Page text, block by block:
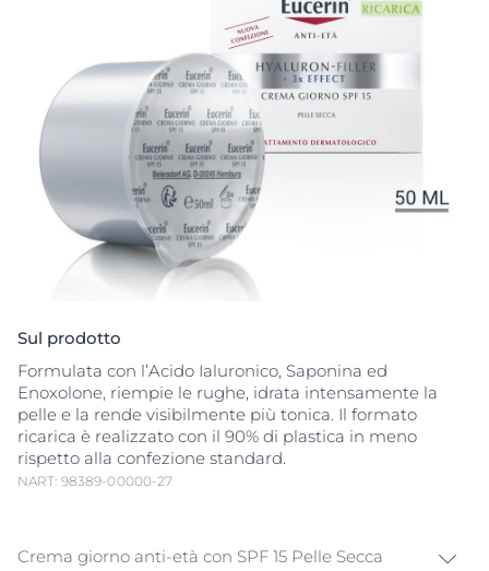
Sul prodotto
Formulata con l’Acido Ialuronico, Saponina ed
Enoxolone, riempie le rughe, idrata intensamente la
pelle e la rende visibilmente più tonica. Il formato
ricarica è realizzato con il 90% di plastica in meno
rispetto alla confezione standard.
NART: 98389-00000-27
Crema giorno anti-età con SPF 15 Pelle Secca